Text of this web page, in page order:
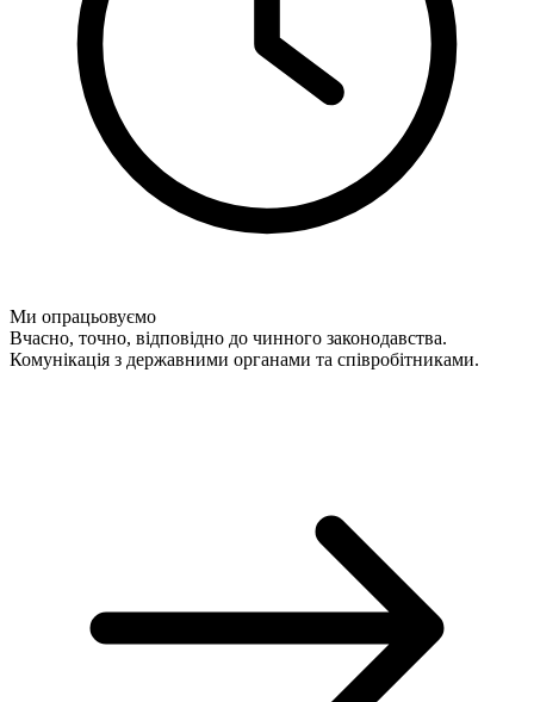
Ми опрацьовуємо
Вчасно, точно, відповідно до чинного законодавства.
Комунікація з державними органами та співробітниками.